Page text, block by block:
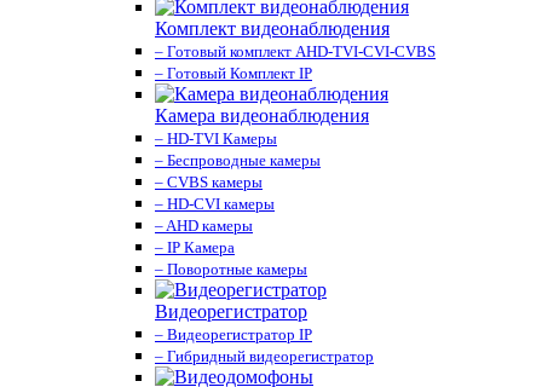
Комплект видеонаблюдения
– Готовый комплект AHD-TVI-CVI-CVBS
– Готовый Комплект IP
Камера видеонаблюдения
– HD-TVI Камеры
– Беспроводные камеры
– CVBS камеры
– HD-CVI камеры
– AHD камеры
– IP Камера
– Поворотные камеры
Видеорегистратор
– Видеорегистратор IP
– Гибридный видеорегистратор